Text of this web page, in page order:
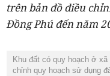
trên bản đồ điều
Đồng Phú đến năm
Khu đất có quy hoạch ở
chỉnh quy hoạch sử dụng